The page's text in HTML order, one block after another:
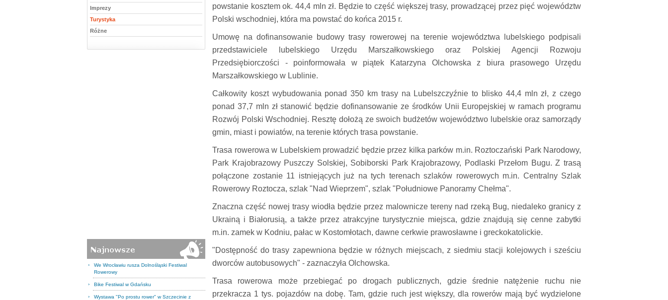
Imprezy
Turystyka
Różne
We Wrocławiu rusza Dolnośląski Festiwal
Rowerowy
Bike Festiwal w Gdańsku
Wystawa "Po prostu rower" w Szczecinie z
powstanie kosztem ok. 44,4 mln zł. Będzie to część większej trasy, prowadzącej przez pięć województw
Polski wschodniej, która ma powstać do końca 2015 r.
Umowę na dofinansowanie budowy trasy rowerowej na terenie województwa lubelskiego podpisali
przedstawiciele lubelskiego Urzędu Marszałkowskiego oraz Polskiej Agencji Rozwoju
Przedsiębiorczości - poinformowała w piątek Katarzyna Olchowska z biura prasowego Urzędu
Marszałkowskiego w Lublinie.
Całkowity koszt wybudowania ponad 350 km trasy na Lubelszczyźnie to blisko 44,4 mln zł, z czego
ponad 37,7 mln zł stanowić będzie dofinansowanie ze środków Unii Europejskiej w ramach programu
Rozwój Polski Wschodniej. Resztę dołożą ze swoich budżetów województwo lubelskie oraz samorządy
gmin, miast i powiatów, na terenie których trasa powstanie.
Trasa rowerowa w Lubelskiem prowadzić będzie przez kilka parków m.in. Roztoczański Park Narodowy,
Park Krajobrazowy Puszczy Solskiej, Sobiborski Park Krajobrazowy, Podlaski Przełom Bugu. Z trasą
połączone zostanie 11 istniejących już na tych terenach szlaków rowerowych m.in. Centralny Szlak
Rowerowy Roztocza, szlak "Nad Wieprzem", szlak "Południowe Panoramy Chełma".
Znaczna część nowej trasy wiodła będzie przez malownicze tereny nad rzeką Bug, niedaleko granicy z
Ukrainą i Białorusią, a także przez atrakcyjne turystycznie miejsca, gdzie znajdują się cenne zabytki
m.in. zamek w Kodniu, pałac w Kostomłotach, dawne cerkwie prawosławne i greckokatolickie.
"Dostępność do trasy zapewniona będzie w różnych miejscach, z siedmiu stacji kolejowych i sześciu
dworców autobusowych" - zaznaczyła Olchowska.
Trasa rowerowa może przebiegać po drogach publicznych, gdzie średnie natężenie ruchu nie
przekracza 1 tys. pojazdów na dobę. Tam, gdzie ruch jest większy, dla rowerów mają być wydzielone